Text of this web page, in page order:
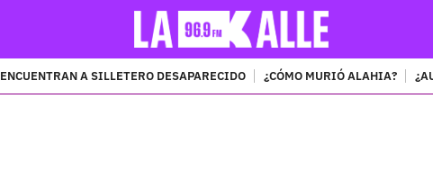
ENCUENTRAN A SILLETERO DESAPARECIDO ¿CÓMO MURIÓ ALAHIA?